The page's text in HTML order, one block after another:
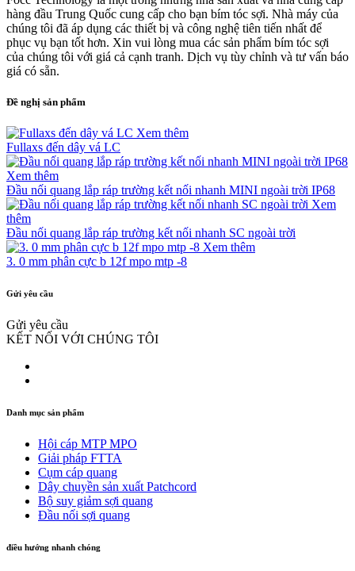
hàng đầu Trung Quốc cung cấp cho bạn bím tóc sợi. Nhà máy của
chúng tôi đã áp dụng các thiết bị và công nghệ tiên tiến nhất để
phục vụ bạn tốt hơn. Xin vui lòng mua các sản phẩm bím tóc sợi
của chúng tôi với giá cả cạnh tranh. Dịch vụ tùy chỉnh và tư vấn báo
giá có sẵn.
Đề nghị sản phẩm
Xem thêm
Fullaxs đến dây vá LC
Xem thêm
Đầu nối quang lắp ráp trường kết nối nhanh MINI ngoài trời IP68
Xem
thêm
Đầu nối quang lắp ráp trường kết nối nhanh SC ngoài trời
Xem thêm
3. 0 mm phân cực b 12f mpo mtp -8
Gửi yêu cầu
Gửi yêu cầu
KẾT NỐI VỚI CHÚNG TÔI
Danh mục sản phẩm
Hội cáp MTP MPO
Giải pháp FTTA
Cụm cáp quang
Dây chuyền sản xuất Patchcord
Bộ suy giảm sợi quang
Đầu nối sợi quang
điều hướng nhanh chóng